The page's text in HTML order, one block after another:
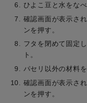
ひよこ豆と水をな
確認画面が表示さ
ンを押す。
フタを閉めて固定
ト。
パセリ以外の材料
確認画面が表示さ
ンを押す。